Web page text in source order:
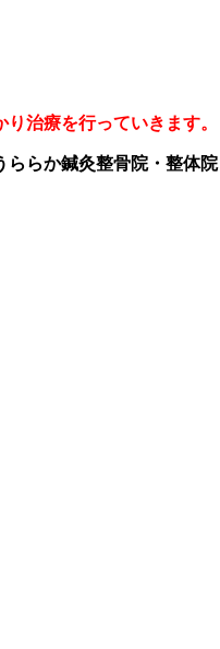
治療を行っていきます。
ららか鍼灸整骨院・整体院